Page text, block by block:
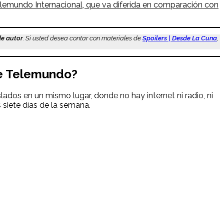
Internacional, que va diferida en comparación con
autor . Si usted desea contar con materiales de Spoilers | Desde La Cuna
Telemundo?
en un mismo lugar, donde no hay internet ni radio, ni
días de la semana.